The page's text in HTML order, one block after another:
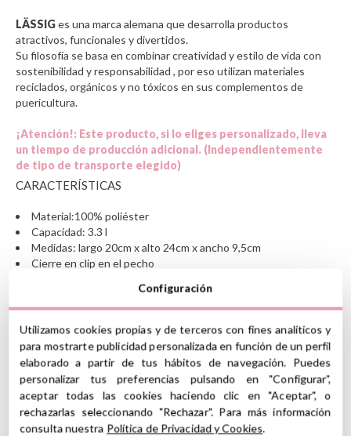
LÄSSIGes una marca alemana que desarrolla productos
atractivos, funcionales y divertidos.
Su filosofía se basa en combinar creatividad y estilo de vida con
sostenibilidad y responsabilidad , por eso utilizan materiales
reciclados, orgánicos y no tóxicos en sus complementos de
puericultura.
¡Atención!: Este producto, si lo eliges personalizado, lleva
un tiempo de producción adicional. (Independientemente
de tipo de transporte elegido)
CARACTERÍSTICAS
Material:100% poliéster
Capacidad: 3.3 l
Medidas: largo 20cm x alto 24cm x ancho 9,5cm
Cierre en clip en el pecho
Se personalizan nombres de hasta 12 caracteres
Tirantes ajustables
Etiqueta interior para escribir el nombre
Color transfer: negro
Limpiar con un paño húmedo
Para niños entre 1 y 3 años
Instrucciones de cuidado GPSR
Configuración
Utilizamos cookies propias y de terceros con fines analíticos y
para mostrarte publicidad personalizada en función de un perfil
elaborado a partir de tus hábitos de navegación. Puedes
personalizar tus preferencias pulsando en "Configurar",
aceptar todas las cookies haciendo clic en "Aceptar", o
rechazarlas seleccionando "Rechazar". Para más información
consulta nuestra Política de Privacidad y Cookies.